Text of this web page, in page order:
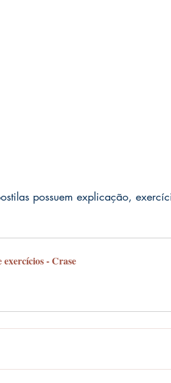
possuem explicação,
- Crase